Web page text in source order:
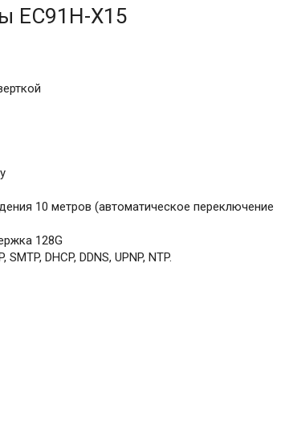
EC91H-X15
10 метров (автоматическое переключение
128G
DHCP, DDNS, UPNP, NTP.